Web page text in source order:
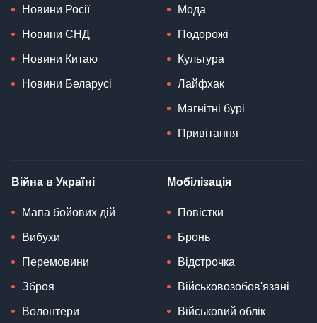
Новини Росії
Новини СНД
Новини Китаю
Новини Беларусі
Мода
Подорожі
Культура
Лайфхак
Магнітні бурі
Привітання
Війна в Україні
Мапа бойових дій
Вибухи
Перемовини
Зброя
Волонтери
Мобілізація
Повістки
Бронь
Відстрочка
Військовозобов'язані
Військовий облік